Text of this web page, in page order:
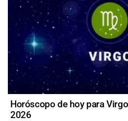
Horóscopo de hoy para
2026